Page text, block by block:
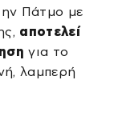
Πάτμο με
αποτελεί
για το
λαμπερή